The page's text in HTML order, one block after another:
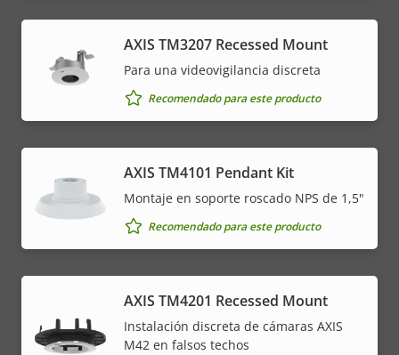
AXIS TM3207 Recessed Mount
Para una videovigilancia discreta
Recomendado para este producto
AXIS TM4101 Pendant Kit
Montaje en soporte roscado NPS de 1,5"
Recomendado para este producto
AXIS TM4201 Recessed Mount
Instalación discreta de cámaras AXIS
M42 en falsos techos